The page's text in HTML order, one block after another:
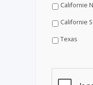
Californie
Californie
Texas